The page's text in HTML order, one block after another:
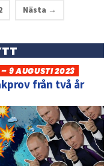
Nästa →
– 9 AUGUSTI 2023
från två år